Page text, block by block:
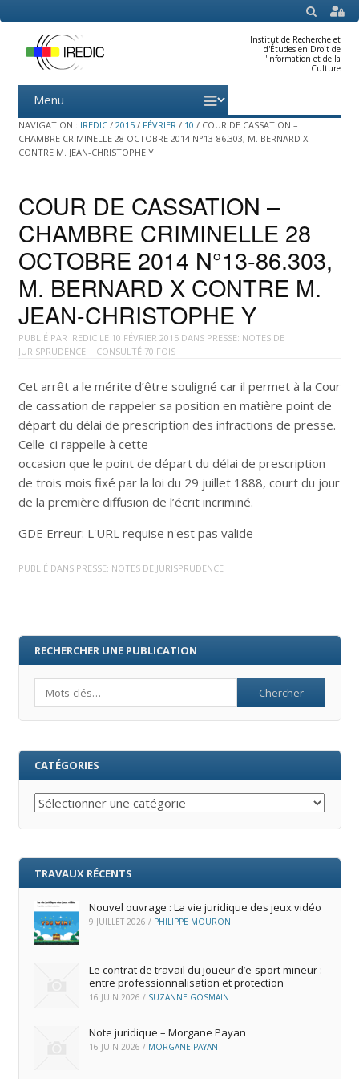
SEARCH
Institut de Recherche et
d'Études en Droit de
l'Information et de la
Culture
Menu
content
NAVIGATION : IREDIC / 2015 / FÉVRIER / 10 / COUR DE CASSATION –
CHAMBRE CRIMINELLE 28 OCTOBRE 2014 N°13-86.303, M. BERNARD X
CONTRE M. JEAN-CHRISTOPHE Y
COUR DE CASSATION –
CHAMBRE CRIMINELLE 28
OCTOBRE 2014 N°13-86.303,
M. BERNARD X CONTRE M.
JEAN-CHRISTOPHE Y
PUBLIÉ PAR IREDICLE 10 FÉVRIER 2015DANS PRESSE: NOTES DE
JURISPRUDENCE | CONSULTÉ 70 FOIS
Cet arrêt a le mérite d’être souligné car il permet à la Cour
de cassation de rappeler sa position en matière point de
départ du délai de prescription des infractions de presse.
Celle-ci rappelle à cette
occasion que le point de départ du délai de prescription
de trois mois fixé par la loi du 29 juillet 1888, court du jour
de la première diffusion de l’écrit incriminé.
GDE Erreur: L'URL requise n'est pas valide
PUBLIÉ DANS PRESSE: NOTES DE JURISPRUDENCE
RECHERCHER UNE PUBLICATION
CATÉGORIES
Catégories
TRAVAUX RÉCENTS
Nouvel ouvrage : La vie juridique des jeux vidéo
9 JUILLET 2026 / PHILIPPE MOURON
Le contrat de travail du joueur d’e‑sport mineur :
entre professionnalisation et protection
16 JUIN 2026 / SUZANNE GOSMAIN
Note juridique – Morgane Payan
16 JUIN 2026 / MORGANE PAYAN